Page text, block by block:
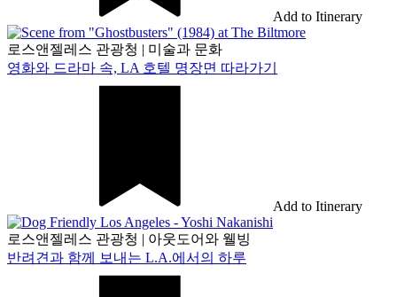
Add to Itinerary
로스앤젤레스 관광청 | 미술과 문화
영화와 드라마 속, LA 호텔 명장면 따라가기
Add to Itinerary
로스앤젤레스 관광청 | 아웃도어와 웰빙
반려견과 함께 보내는 L.A.에서의 하루